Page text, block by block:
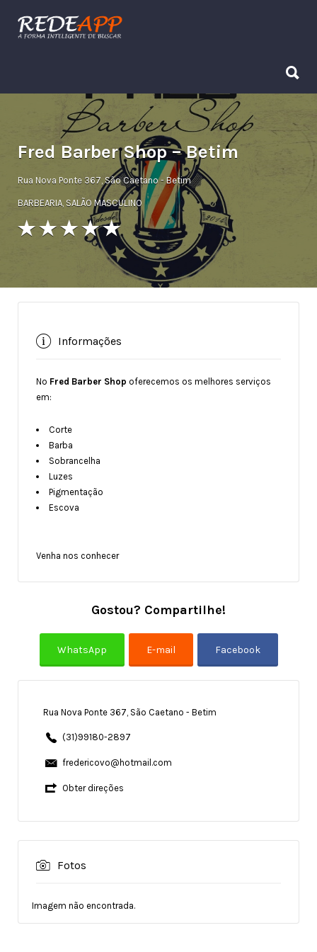
Procurar:
Fred Barber Shop – Betim
Rua Nova Ponte 367, São Caetano - Betim
BARBEARIA, SALÃO MASCULINO
Informações
No Fred Barber Shop oferecemos os melhores serviços
em:
Corte
Barba
Sobrancelha
Luzes
Pigmentação
Escova
Venha nos conhecer
Gostou? Compartilhe!
Rua Nova Ponte 367, São Caetano - Betim
(31)99180-2897
fredericovo@hotmail.com
Obter direções
Fotos
Imagem não encontrada.